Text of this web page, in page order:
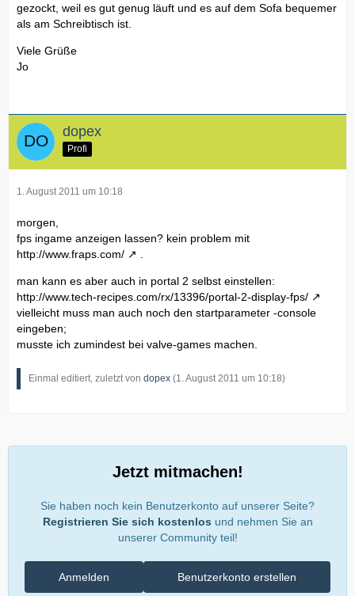
gezockt, weil es gut genug läuft und es auf dem Sofa bequemer
als am Schreibtisch ist.
Viele Grüße
Jo
dopex
Profi
1. August 2011 um 10:18
morgen,
fps ingame anzeigen lassen? kein problem mit
http://www.fraps.com/
man kann es aber auch in portal 2 selbst einstellen:
http://www.tech-recipes.com/rx/13396/portal-2-display-fps/
vielleicht muss man auch noch den startparameter -console
eingeben;
musste ich zumindest bei valve-games machen.
Einmal editiert, zuletzt von dopex (1. August 2011 um 10:18)
Jetzt mitmachen!
Sie haben noch kein Benutzerkonto auf unserer Seite?
Registrieren Sie sich kostenlos und nehmen Sie an
unserer Community teil!
Benutzerkonto erstellen
Anmelden